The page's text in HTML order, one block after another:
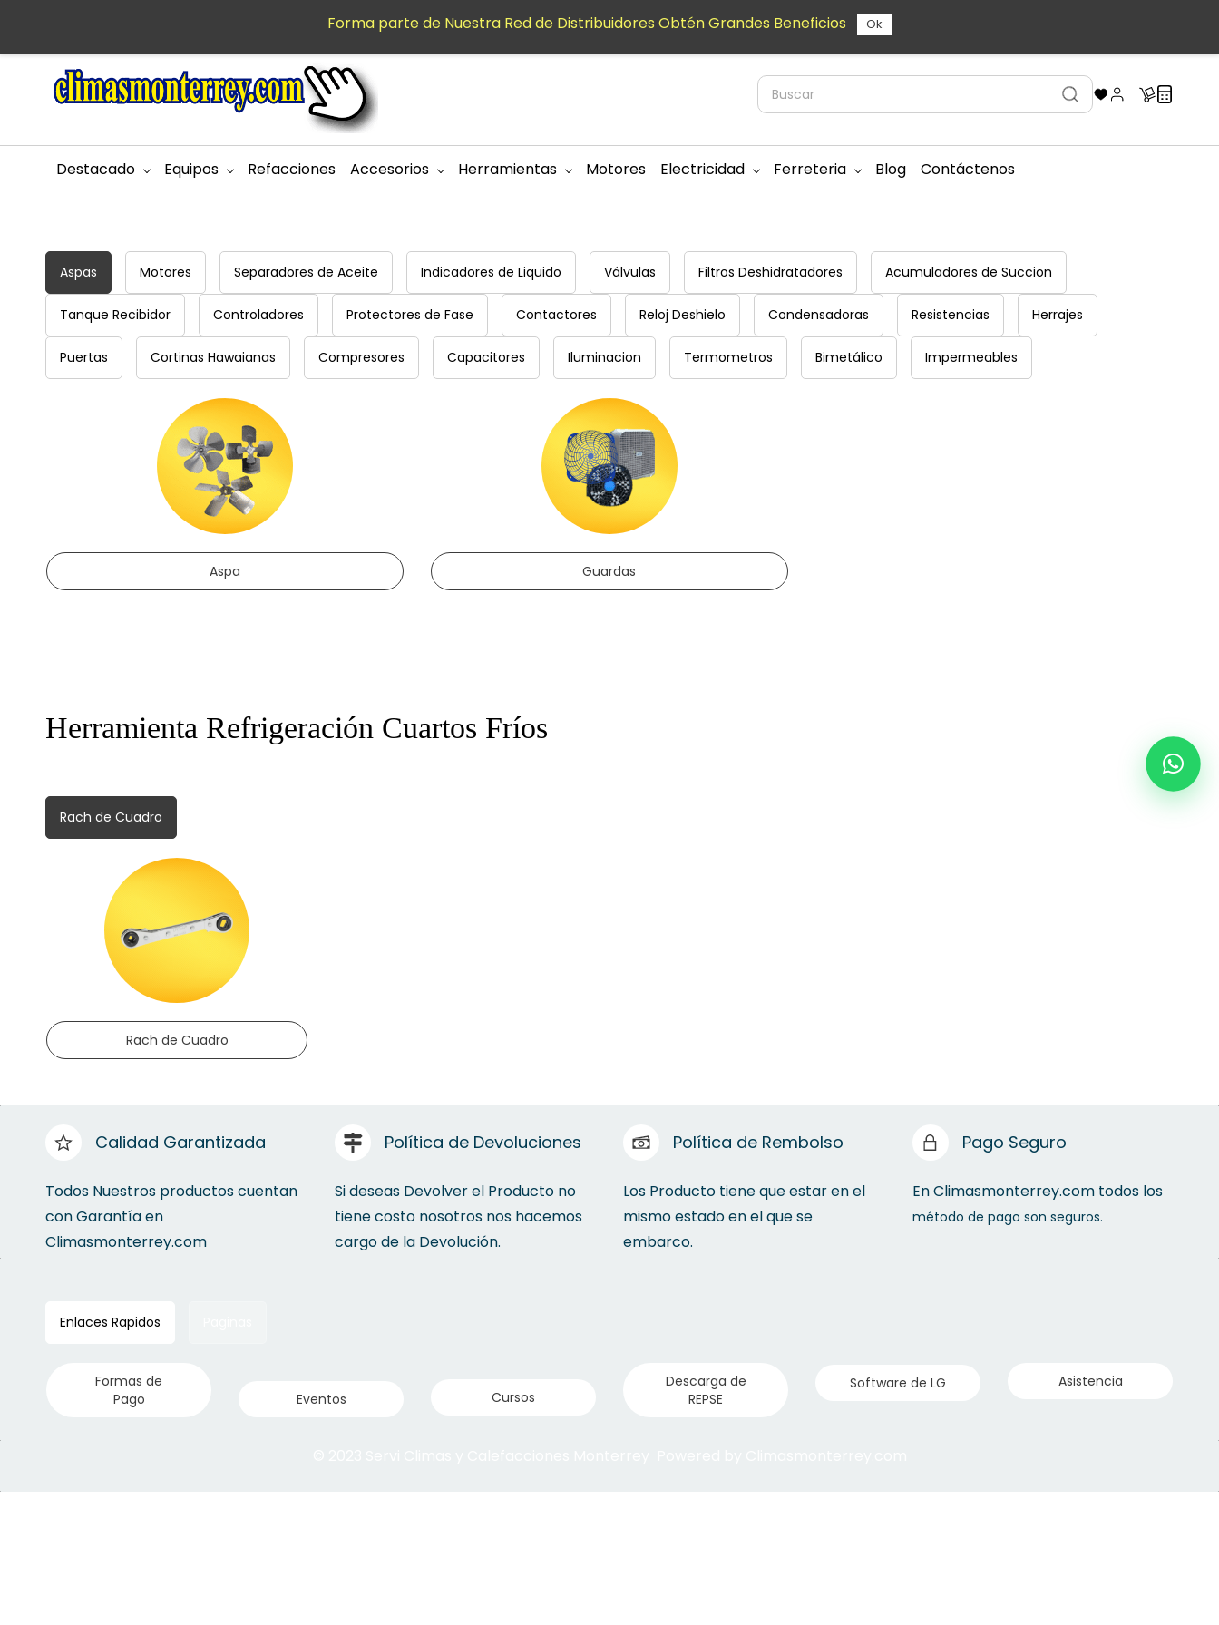
principal
Destacado Equipos Refacciones Accesorios Herramientas Motores Electricidad Ferreteria Blog Contáctenos
Refacciones Cuartos Fríos
Aspas Motores Separadores de Aceite Indicadores de Liquido Válvulas Filtros Deshidratadores Acumuladores de Succion
Tanque Recibidor Controladores Protectores de Fase Contactores Reloj Deshielo Condensadoras Resistencias Herrajes
Puertas Cortinas Hawaianas Compresores Capacitores Iluminacion Termometros Bimetálico Impermeables
Aspa Guardas
Herramienta Refrigeración Cuartos Fríos
Rach de Cuadro
Rach de Cuadro
Calidad Garantizada
Todos Nuestros productos cuentan
con Garantía en
Climasmonterrey.com
Política de Devoluciones
Si deseas Devolver el Producto no
tiene costo nosotros nos hacemos
cargo de la Devolución.
Política de Rembolso
Los Producto tiene que estar en el
mismo estado en el que se
embarco.
Pago Seguro
En Climasmonterrey.com todos los
método de pago son seguros.
Enlaces Rapidos
Formas de
Pago
Eventos Cursos
Descarga de
REPSE
Software de LG Asistencia
Forma parte de Nuestra Red de Distribuidores Obtén Grandes Beneficios Ok